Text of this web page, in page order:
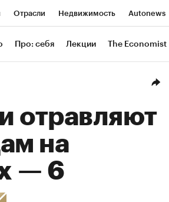
Отрасли Недвижимость Autonews
РБК Life Тренды Визионеры
Про: себя Лекции The Economist
отравляют
на
— 6